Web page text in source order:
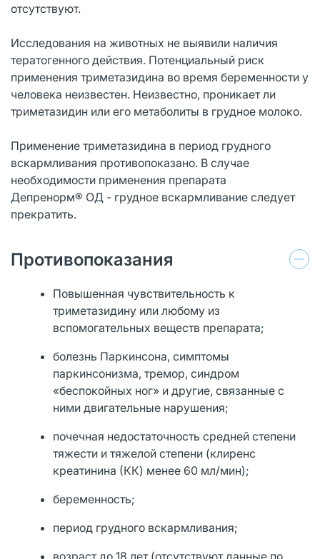
отсутствуют.
Исследования на животных не выявили наличия
тератогенного действия. Потенциальный риск
применения триметазидина во время беременности у
человека неизвестен. Неизвестно, проникает ли
триметазидин или его метаболиты в грудное молоко.
Применение триметазидина в период грудного
вскармливания противопоказано. В случае
необходимости применения препарата
Депренорм® ОД - грудное вскармливание следует
прекратить.
Противопоказания
Повышенная чувствительность к
триметазидину или любому из
вспомогательных веществ препарата;
болезнь Паркинсона, симптомы
паркинсонизма, тремор, синдром
«беспокойных ног» и другие, связанные с
ними двигательные нарушения;
почечная недостаточность средней степени
тяжести и тяжелой степени (клиренс
креатинина (КК) менее 60 мл/мин);
беременность;
период грудного вскармливания;
возраст до 18 лет (отсутствуют данные по